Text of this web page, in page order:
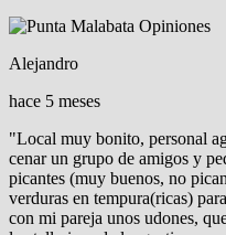
Alejandro
hace 5 meses
"Local muy bonito, personal
cenar un grupo de amigos y
picantes (muy buenos, no
verduras en tempura(ricas)
con mi pareja unos udones,